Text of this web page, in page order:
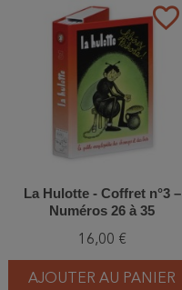
favorite_border
La Hulotte - Coffret n°3 –
Numéros 26 à 35
16,00 €
AJOUTER AU PANIER